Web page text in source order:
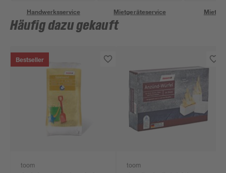
Handwerksservice Mietgeräteservice
Häufig dazu gekauft
Bestseller
toom toom